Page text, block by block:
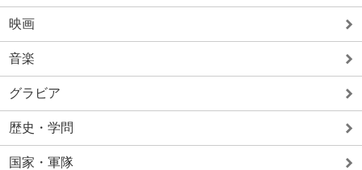
映画
音楽
グラビア
歴史・学問
国家・軍隊